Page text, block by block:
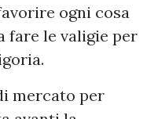
ogni cosa
fare le valigie per
mercato per